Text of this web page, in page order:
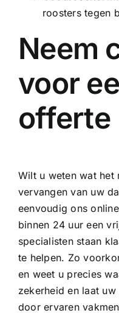
roosters tegen
Neem
voor
offerte
Wilt u weten wat het
vervangen van uw
eenvoudig ons
binnen 24 uur een
specialisten staan
te helpen. Zo
en weet u precies
zekerheid en laat
door ervaren